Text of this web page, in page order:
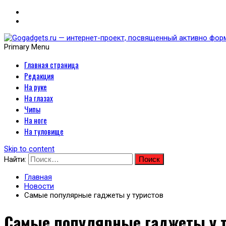
Gogadgets.ru —
носимых устройств
Primary Menu
Главная страница
Редакция
На руке
На глазах
Чипы
На ноге
На туловище
Skip to content
Найти:
Главная
Новости
Самые популярные гаджеты у туристов